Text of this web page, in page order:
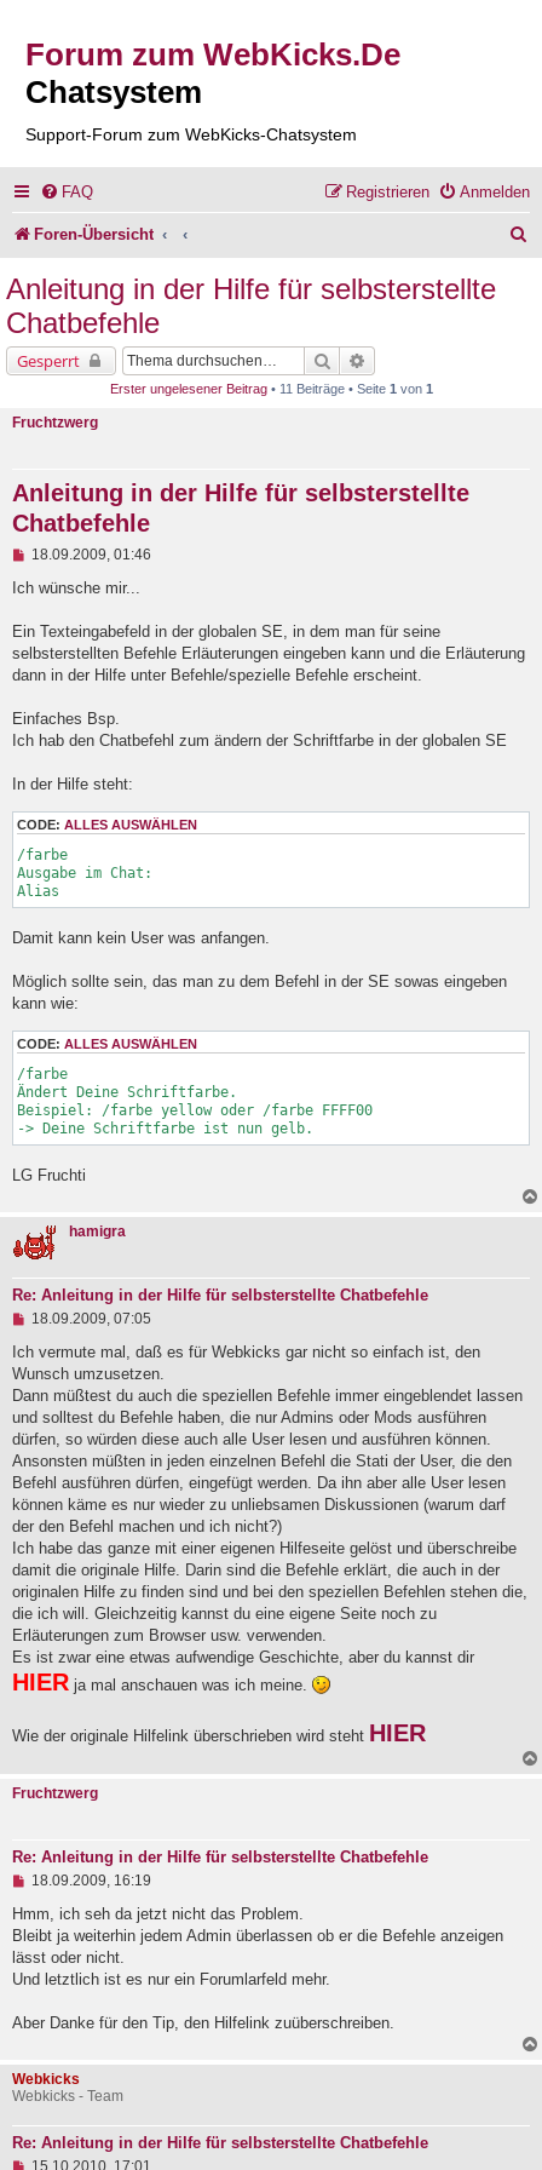
Forum zum WebKicks.De
Chatsystem
Support-Forum zum WebKicks-Chatsystem
FAQ Anmelden
Registrieren
Foren-Übersicht
Anleitung in der Hilfe für selbsterstellte
Chatbefehle
Gesperrt Suche
Erster ungelesener Beitrag• 11 Beiträge • Seite 1 von 1
Fruchtzwerg
Anleitung in der Hilfe für selbsterstellte
Chatbefehle
U
g
e
s
e
r
B
r
a
18.09.2009, 01:46
Ich wünsche mir...
Ein Texteingabefeld in der globalen SE, in dem man für seine
selbsterstellten Befehle Erläuterungen eingeben kann und die Erläuterung
dann in der Hilfe unter Befehle/spezielle Befehle erscheint.
Einfaches Bsp.
Ich hab den Chatbefehl zum ändern der Schriftfarbe in der globalen SE
In der Hilfe steht:
CODE: ALLES AUSWÄHLEN
/farbe
Ausgabe im Chat:
Damit kann kein User was anfangen.
Möglich sollte sein, das man zu dem Befehl in der SE sowas eingeben
kann wie:
CODE: ALLES AUSWÄHLEN
/farbe
Ändert Deine Schriftfarbe.
Beispiel: /farbe yellow oder /farbe FFFF00
-> Deine Schriftfarbe ist nun gelb.
LG Fruchti
hamigra
Re: Anleitung in der Hilfe für selbsterstellte Chatbefehle
U
g
e
l
e
s
e
e
r
B
e
i
t
r
a
g
18.09.2009, 07:05
Ich vermute mal, daß es für Webkicks gar nicht so einfach ist, den
Wunsch umzusetzen.
Dann müßtest du auch die speziellen Befehle immer eingeblendet lassen
und solltest du Befehle haben, die nur Admins oder Mods ausführen
dürfen, so würden diese auch alle User lesen und ausführen können.
Ansonsten müßten in jeden einzelnen Befehl die Stati der User, die den
Befehl ausführen dürfen, eingefügt werden. Da ihn aber alle User lesen
können käme es nur wieder zu unliebsamen Diskussionen (warum darf
der den Befehl machen und ich nicht?)
Ich habe das ganze mit einer eigenen Hilfeseite gelöst und überschreibe
damit die originale Hilfe. Darin sind die Befehle erklärt, die auch in der
originalen Hilfe zu finden sind und bei den speziellen Befehlen stehen die,
die ich will. Gleichzeitig kannst du eine eigene Seite noch zu
Erläuterungen zum Browser usw. verwenden.
Es ist zwar eine etwas aufwendige Geschichte, aber du kannst dir
HIER ja mal anschauen was ich meine.
Wie der originale Hilfelink überschrieben wird steht HIER
Fruchtzwerg
Re: Anleitung in der Hilfe für selbsterstellte Chatbefehle
U
g
e
l
e
s
e
B
e
i
a
18.09.2009, 16:19
Hmm, ich seh da jetzt nicht das Problem.
Bleibt ja weiterhin jedem Admin überlassen ob er die Befehle anzeigen
lässt oder nicht.
Und letztlich ist es nur ein Forumlarfeld mehr.
Aber Danke für den Tip, den Hilfelink zuüberschreiben.
Webkicks
Webkicks - Team
Re: Anleitung in der Hilfe für selbsterstellte Chatbefehle
U15.10.2010, 17:01